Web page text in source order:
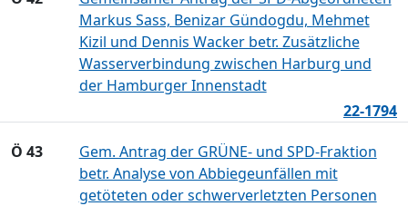
Markus Sass, Benizar Gündogdu, Mehmet
Kizil und Dennis Wacker betr. Zusätzliche
Wasserverbindung zwischen Harburg und
der Hamburger Innenstadt
22-1794
Ö 43
Gem. Antrag der GRÜNE- und SPD-Fraktion
betr. Analyse von Abbiegeunfällen mit
getöteten oder schwerverletzten Personen